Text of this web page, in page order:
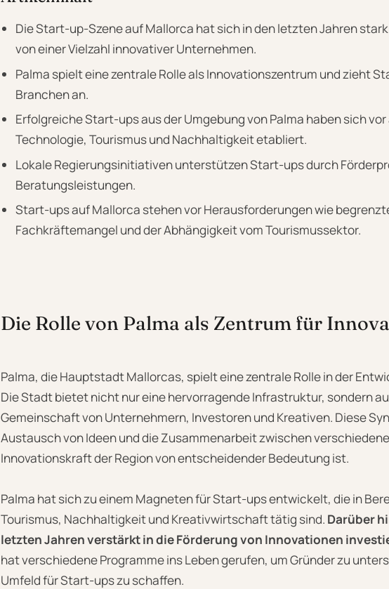
Die Start-up-Szene auf Mallorca hat sich in den letzten Jahren
von einer Vielzahl innovativer Unternehmen.
Palma spielt eine zentrale Rolle als Innovationszentrum und zieht
Branchen an.
Erfolgreiche Start-ups aus der Umgebung von Palma haben sich
Technologie, Tourismus und Nachhaltigkeit etabliert.
Lokale Regierungsinitiativen unterstützen Start-ups durch
Beratungsleistungen.
Start-ups auf Mallorca stehen vor Herausforderungen wie
Fachkräftemangel und der Abhängigkeit vom Tourismussektor.
Die Rolle von Palma als Zentrum für
Palma, die Hauptstadt Mallorcas, spielt eine zentrale Rolle in der
Die Stadt bietet nicht nur eine hervorragende Infrastruktur, sondern
Gemeinschaft von Unternehmern, Investoren und Kreativen. Diese
Austausch von Ideen und die Zusammenarbeit zwischen
Innovationskraft der Region von entscheidender Bedeutung ist.
Palma hat sich zu einem Magneten für Start-ups entwickelt, die in
Tourismus, Nachhaltigkeit und Kreativwirtschaft tätig sind. Darüber
letzten Jahren verstärkt in die Förderung von Innovationen
hat verschiedene Programme ins Leben gerufen, um Gründer zu
Umfeld für Start-ups zu schaffen.